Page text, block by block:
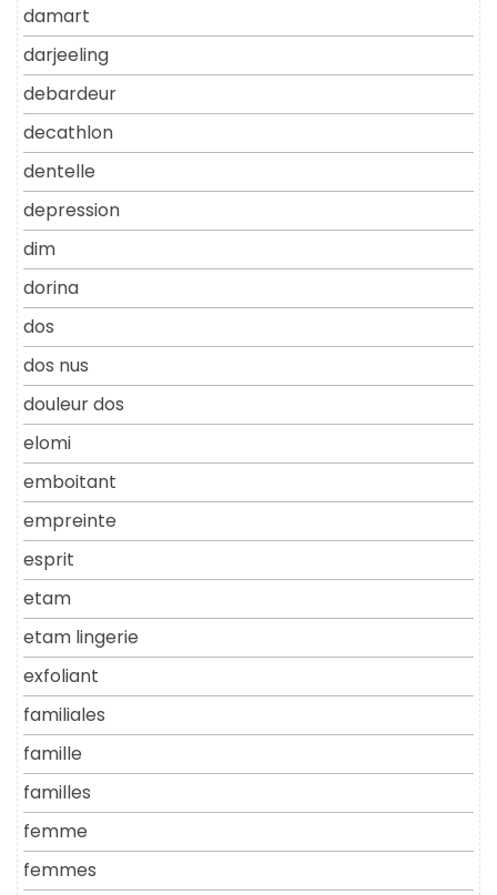
damart
darjeeling
debardeur
decathlon
dentelle
depression
dim
dorina
dos
dos nus
douleur dos
elomi
emboitant
empreinte
esprit
etam
etam lingerie
exfoliant
familiales
famille
familles
femme
femmes